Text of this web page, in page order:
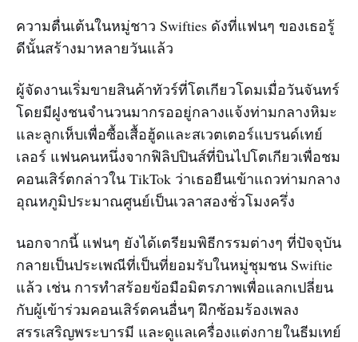
ความตื่นเต้นในหมู่ชาว Swifties ดังที่แฟนๆ ของเธอรู้
ดีนั้นสร้างมาหลายวันแล้ว
ผู้จัดงานเริ่มขายสินค้าทัวร์ที่โตเกียวโดมเมื่อวันจันทร์
โดยมีฝูงชนจำนวนมากรออยู่กลางแจ้งท่ามกลางหิมะ
และลูกเห็บเพื่อซื้อเสื้อฮู้ดและสเวตเตอร์แบรนด์เทย์
เลอร์ แฟนคนหนึ่งจากฟิลิปปินส์ที่บินไปโตเกียวเพื่อชม
คอนเสิร์ตกล่าวใน TikTok ว่าเธอยืนเข้าแถวท่ามกลาง
อุณหภูมิประมาณศูนย์เป็นเวลาสองชั่วโมงครึ่ง
นอกจากนี้ แฟนๆ ยังได้เตรียมพิธีกรรมต่างๆ ที่ปัจจุบัน
กลายเป็นประเพณีที่เป็นที่ยอมรับในหมู่ชุมชน Swiftie
แล้ว เช่น การทำสร้อยข้อมือมิตรภาพเพื่อแลกเปลี่ยน
กับผู้เข้าร่วมคอนเสิร์ตคนอื่นๆ ฝึกซ้อมร้องเพลง
สรรเสริญพระบารมี และดูแลเครื่องแต่งกายในธีมเทย์